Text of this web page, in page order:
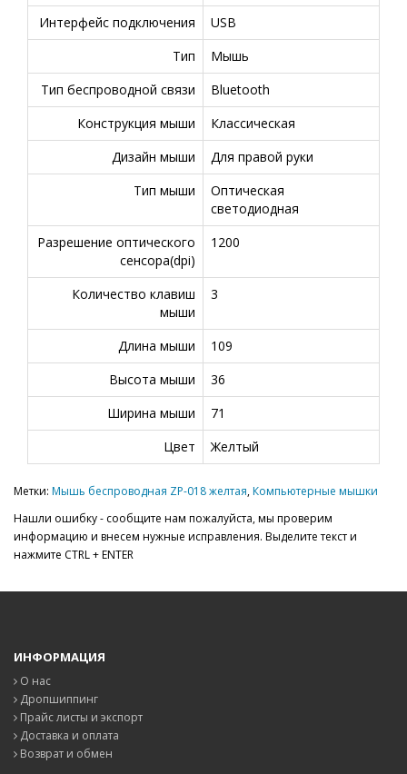
Интерфейс подключения
USB
Тип
Мышь
Тип беспроводной связи
Bluetooth
Конструкция мыши
Классическая
Дизайн мыши
Для правой руки
Тип мыши
Оптическая
светодиодная
Разрешение оптического
сенсора(dpi)
1200
Количество клавиш
мыши
3
Длина мыши
109
Высота мыши
36
Ширина мыши
71
Цвет
Желтый
Метки: Мышь беспроводная ZP-018 желтая,Компьютерные мышки
Нашли ошибку - сообщите нам пожалуйста, мы проверим
информацию и внесем нужные исправления. Выделите текст и
нажмите CTRL + ENTER
ИНФОРМАЦИЯ
О нас
Дропшиппинг
Прайс листы и экспорт
Доставка и оплата
Возврат и обмен